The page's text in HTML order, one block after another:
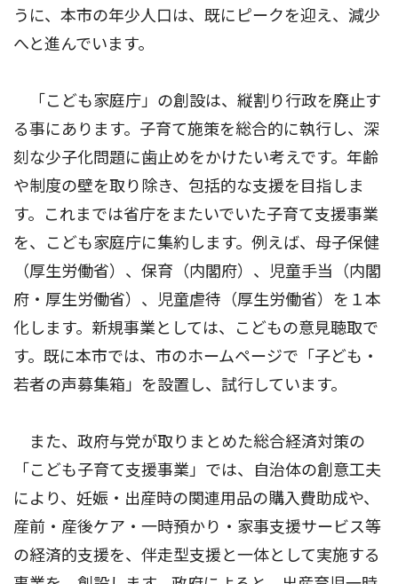
うに、本市の年少人口は、既にピークを迎え、減少
へと進んでいます。
「こども家庭庁」の創設は、縦割り行政を廃止す
る事にあります。子育て施策を総合的に執行し、深
刻な少子化問題に歯止めをかけたい考えです。年齢
や制度の壁を取り除き、包括的な支援を目指しま
す。これまでは省庁をまたいでいた子育て支援事業
を、こども家庭庁に集約します。例えば、母子保健
（厚生労働省）、保育（内閣府）、児童手当（内閣
府・厚生労働省）、児童虐待（厚生労働省）を１本
化します。新規事業としては、こどもの意見聴取で
す。既に本市では、市のホームページで「子ども・
若者の声募集箱」を設置し、試行しています。
また、政府与党が取りまとめた総合経済対策の
「こども子育て支援事業」では、自治体の創意工夫
により、妊娠・出産時の関連用品の購入費助成や、
産前・産後ケア・一時預かり・家事支援サービス等
の経済的支援を、伴走型支援と一体として実施する